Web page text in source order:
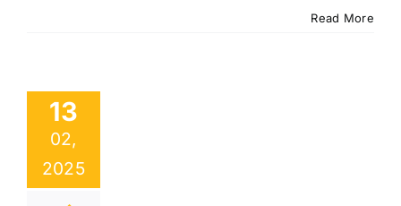
Read More
13
02,
2025